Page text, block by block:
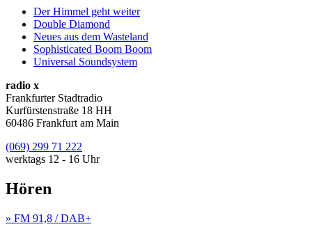
Der Himmel geht weiter
Double Diamond
Neues aus dem Wasteland
Sophisticated Boom Boom
Universal Soundsystem
radio x
Frankfurter Stadtradio
Kurfürstenstraße 18 HH
60486 Frankfurt am Main
(069) 299 71 222
werktags 12 - 16 Uhr
Hören
» FM 91,8 / DAB+